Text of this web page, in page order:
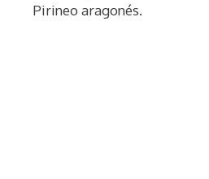
Pirineo aragonés.